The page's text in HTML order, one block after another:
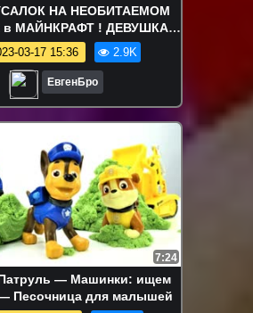
НА НЕОБИТАЕМОМ
МАЙНКРАФТ ! ДЕВУШКА
ПРО ВИДЕО ТРОЛЛИНГ
MINECRAFT
03-17 15:36 2.9K
ЕвгенБро
7:24
— Машинки: ищем
Песочница для малышей